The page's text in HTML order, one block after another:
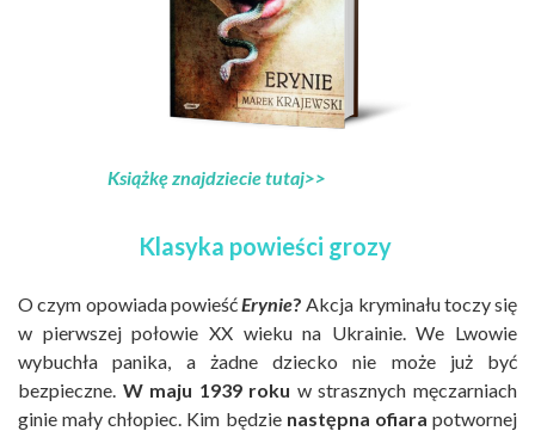
Książkę znajdziecie tutaj>>
Klasyka powieści grozy
O czym opowiada powieśćErynie? Akcja kryminału toczy się
w pierwszej połowie XX wieku na Ukrainie. We Lwowie
wybuchła panika, a żadne dziecko nie może już być
bezpieczne. W maju 1939 roku w strasznych męczarniach
ginie mały chłopiec. Kim będzie następna ofiara potwornej